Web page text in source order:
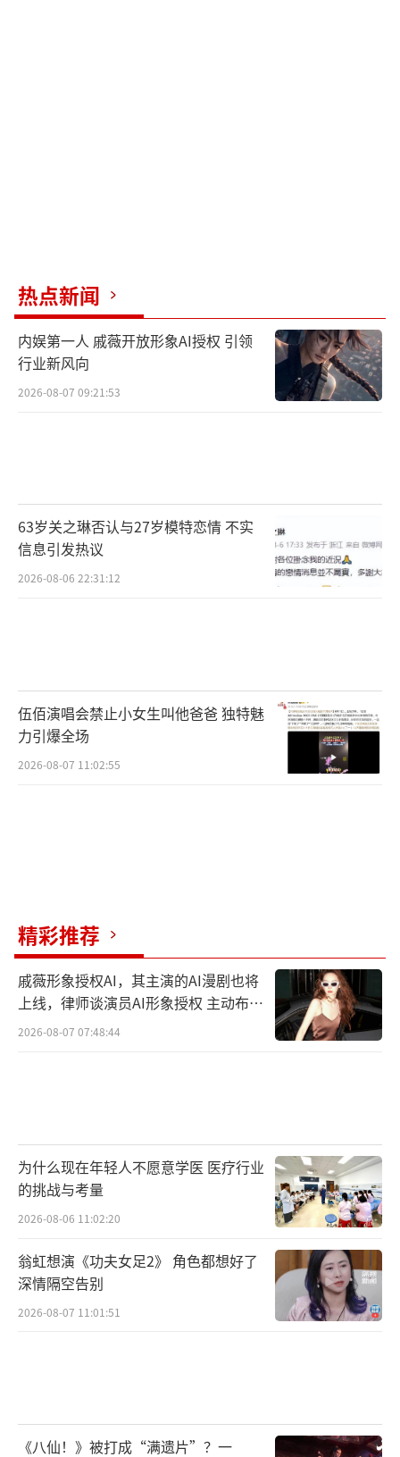
热点新闻
内娱第一人 戚薇开放形象AI授权 引领
行业新风向
2026-08-07 09:21:53
63岁关之琳否认与27岁模特恋情 不实
信息引发热议
2026-08-06 22:31:12
伍佰演唱会禁止小女生叫他爸爸 独特魅
力引爆全场
2026-08-07 11:02:55
精彩推荐
戚薇形象授权AI，其主演的AI漫剧也将
上线，律师谈演员AI形象授权 主动布局
数字资产
2026-08-07 07:48:44
为什么现在年轻人不愿意学医 医疗行业
的挑战与考量
2026-08-06 11:02:20
翁虹想演《功夫女足2》 角色都想好了
深情隔空告别
2026-08-07 11:01:51
《八仙！》被打成“满遗片”？一